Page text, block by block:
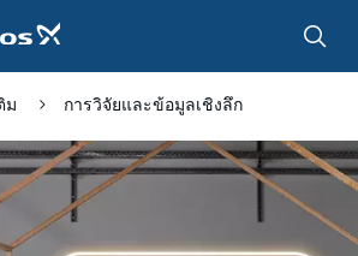
ม การวิจัยและข้อมูลเชิงลึก